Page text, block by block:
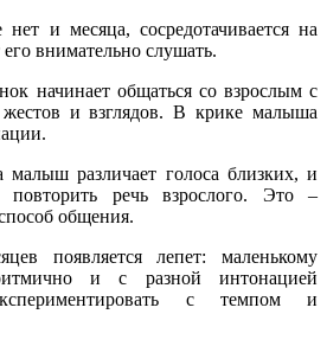
и месяца, сосредотачивается на
внимательно слушать.
начинает общаться со взрослым с
и взглядов. В крике малыша
различает голоса близких, и
повторить речь взрослого. Это –
общения.
появляется лепет: маленькому
и с разной интонацией
с темпом и